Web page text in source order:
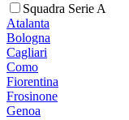
Squadra Serie A
Atalanta
Bologna
Cagliari
Como
Fiorentina
Frosinone
Genoa